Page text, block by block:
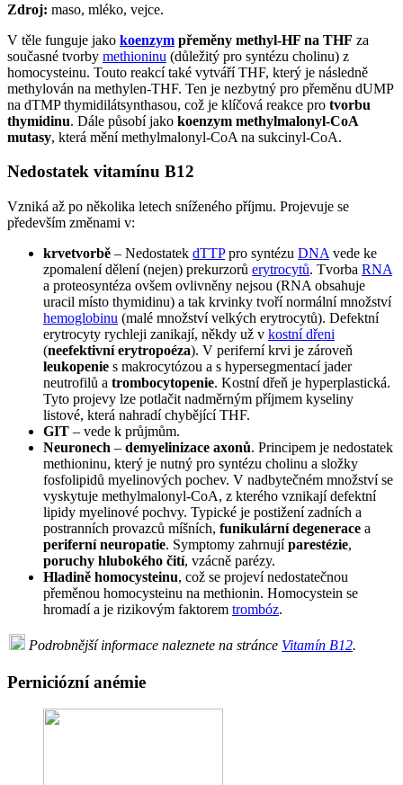
Zdroj: maso, mléko, vejce.
V těle funguje jako koenzym přeměny methyl-HF na THF za
současné tvorby methioninu (důležitý pro syntézu cholinu) z
homocysteinu. Touto reakcí také vytváří THF, který je následně
methylován na methylen-THF. Ten je nezbytný pro přeměnu dUMP
na dTMP thymidilátsynthasou, což je klíčová reakce pro tvorbu
thymidinu. Dále působí jako koenzym methylmalonyl-CoA
mutasy, která mění methylmalonyl-CoA na sukcinyl-CoA.
Nedostatek vitamínu B12
Vzniká až po několika letech sníženého příjmu. Projevuje se
především změnami v:
krvetvorbě – Nedostatek dTTPpro syntézu DNA vede ke
zpomalení dělení (nejen) prekurzorů erytrocytů. Tvorba RNA
a proteosyntéza ovšem ovlivněny nejsou (RNA obsahuje
uracil místo thymidinu) a tak krvinky tvoří normální množství
hemoglobinu (malé množství velkých erytrocytů). Defektní
erytrocyty rychleji zanikají, někdy už v kostní dřeni
(neefektivní erytropoéza). V periferní krvi je zároveň
leukopenie s makrocytózou a s hypersegmentací jader
neutrofilů a trombocytopenie. Kostní dřeň je hyperplastická.
Tyto projevy lze potlačit nadměrným příjmem kyseliny
listové, která nahradí chybějící THF.
GIT – vede k průjmům.
Neuronech – demyelinizace axonů. Principem je nedostatek
methioninu, který je nutný pro syntézu cholinu a složky
fosfolipidů myelinových pochev. V nadbytečném množství se
vyskytuje methylmalonyl-CoA, z kterého vznikají defektní
lipidy myelinové pochvy. Typické je postižení zadních a
postranních provazců míšních, funikulární degenerace a
periferní neuropatie. Symptomy zahrnujíparestézie,
poruchy hlubokého čití, vzácně parézy.
Hladině homocysteinu, což se projeví nedostatečnou
přeměnou homocysteinu na methionin. Homocystein se
hromadí a je rizikovým faktorem trombóz.
Podrobnější informace naleznete na stránce Vitamín B12.
Perniciózní anémie